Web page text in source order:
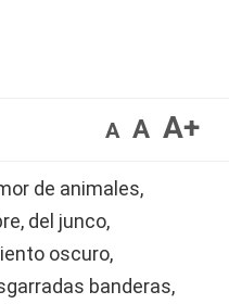
A A A+
de animales,
del junco,
oscuro,
banderas,